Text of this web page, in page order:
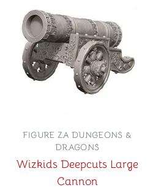
Wizkids Deepcuts Large
Cannon
FIGURE ZA DUNGEONS &
DRAGONS